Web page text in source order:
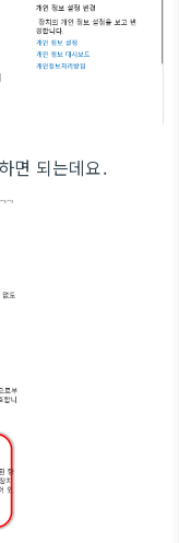
면 되는데요.